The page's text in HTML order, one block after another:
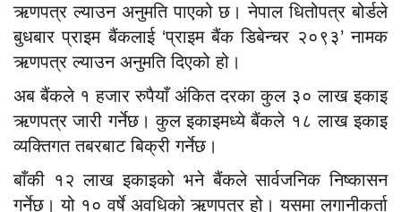
ऋणपत्र ल्याउन अनुमति पाएको छ। नेपाल धितोपत्र बोर्डले
बुधबार प्राइम बैंकलाई ‘प्राइम बैंक डिबेन्चर २०९३’ नामक
ऋणपत्र ल्याउन अनुमति दिएको हो।
अब बैंकले १ हजार रुपैयाँ अंकित दरका कुल ३० लाख इकाइ
ऋणपत्र जारी गर्नेछ। कुल इकाइमध्ये बैंकले १८ लाख इकाइ
व्यक्तिगत तबरबाट बिक्री गर्नेछ।
बाँकी १२ लाख इकाइको भने बैंकले सार्वजनिक निष्कासन
गर्नेछ। यो १० वर्षे अवधिको ऋणपत्र हो। यसमा लगानीकर्ता